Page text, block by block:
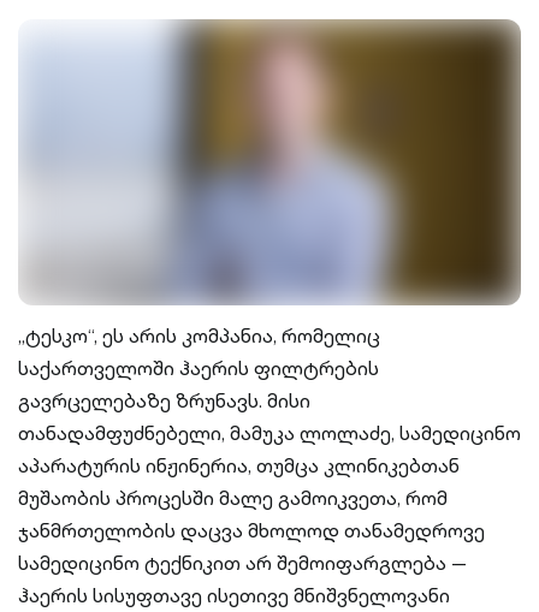
„ტესკო“, ეს არის კომპანია, რომელიც
საქართველოში ჰაერის ფილტრების
გავრცელებაზე ზრუნავს. მისი
თანადამფუძნებელი, მამუკა ლოლაძე, სამედიცინო
აპარატურის ინჟინერია, თუმცა კლინიკებთან
მუშაობის პროცესში მალე გამოიკვეთა, რომ
ჯანმრთელობის დაცვა მხოლოდ თანამედროვე
სამედიცინო ტექნიკით არ შემოიფარგლება —
ჰაერის სისუფთავე ისეთივე მნიშვნელოვანი